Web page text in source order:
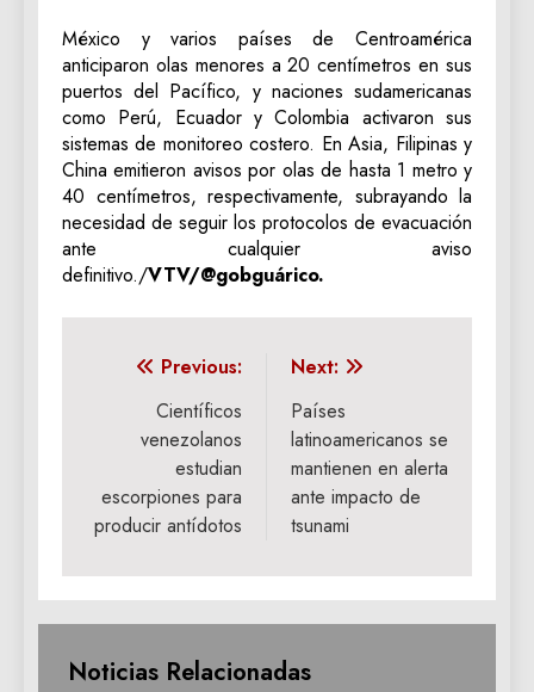
México y varios países de Centroamérica
anticiparon olas menores a 20 centímetros en sus
puertos del Pacífico, y naciones sudamericanas
como Perú, Ecuador y Colombia activaron sus
sistemas de monitoreo costero. En Asia, Filipinas y
China emitieron avisos por olas de hasta 1 metro y
40 centímetros, respectivamente, subrayando la
necesidad de seguir los protocolos de evacuación
ante cualquier aviso
definitivo./VTV/@gobguárico.
Navegación
entradas
Previous:
Científicos
venezolanos
estudian
escorpiones para
producir antídotos
Next:
Países
latinoamericanos se
mantienen en alerta
ante impacto de
tsunami
Noticias Relacionadas